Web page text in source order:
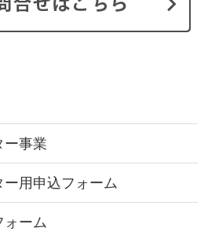
ー事業
用申込フォーム
ォーム